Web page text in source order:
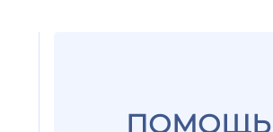
ПОМОЩЬ